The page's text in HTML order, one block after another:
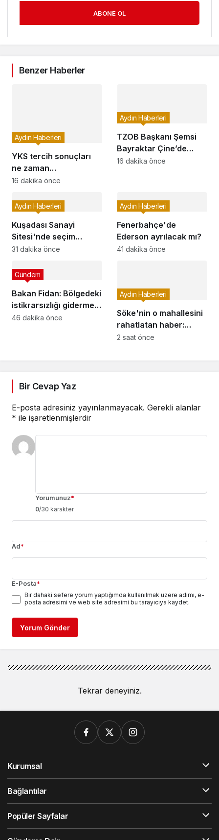
ABONE OL
Benzer Haberler
YKS tercih sonuçları
ne zaman
açıklanacak?
Aydın Haberleri
16 dakika önce
TZOB Başkanı Şemsi
Bayraktar Çine’de
yangın bölgesini
Aydın Haberleri
16 dakika önce
Kuşadası Sanayi
Sitesi'nde seçim
heyecanı: Yeni başkan
Aydın Haberleri
31 dakika önce
Fenerbahçe'de
Ederson ayrılacak mı?
Aydın Haberleri
41 dakika önce
Bakan Fidan: Bölgedeki
istikrarsızlığı gidermek
için savunma ittifakına
Gündem
46 dakika önce
Söke'nin o mahallesini
rahatlatan haber:
Şehiriçi ulaşıma dahil
Aydın Haberleri
2 saat önce
Bir Cevap Yaz
E-posta adresiniz yayınlanmayacak. Gerekli alanlar
* ile işaretlenmişlerdir
Yorumunuz*
0/30 karakter
Ad*
E-Posta*
Bir dahaki sefere yorum yaptığımda kullanılmak üzere adımı, e-
posta adresimi ve web site adresimi bu tarayıcıya kaydet.
Yorum Gönder
Tekrar deneyiniz.
Kurumsal
Bağlantılar
Popüler Sayfalar